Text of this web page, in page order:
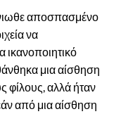
αποσπασμένο
να
μια αίσθηση
φίλους, αλλά ήταν
από μια αίσθηση